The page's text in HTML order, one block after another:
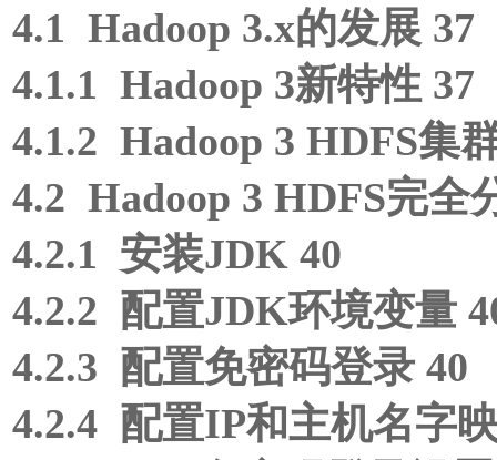
4.1 Hadoop 3.x的发展 37
4.1.1 Hadoop 3新特性 37
4.1.2 Hadoop 3 HDFS集
4.2 Hadoop 3 HDFS完全
4.2.1 安装JDK 40
4.2.2 配置JDK环境变量
4.2.3 配置免密码登录 40
4.2.4 配置IP和主机名字